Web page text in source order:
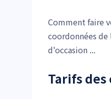
Comment faire
coordonnées
d'occasion ...
Tarifs des